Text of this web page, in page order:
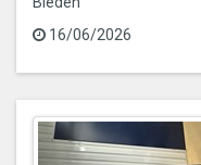
16/06/2026